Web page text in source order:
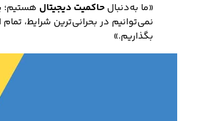
«ما به‌دنبال حاکمیت دیجیتال هستیم؛
نمی‌توانیم در بحرانی‌ترین شرایط،
بگذاریم.»